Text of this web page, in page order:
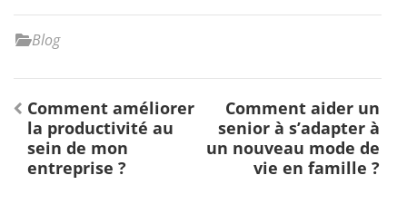
Blog
Navigation
de
l’article
Comment améliorer
la productivité au
sein de mon
entreprise ?
Comment aider un
senior à s’adapter à
un nouveau mode de
vie en famille ?